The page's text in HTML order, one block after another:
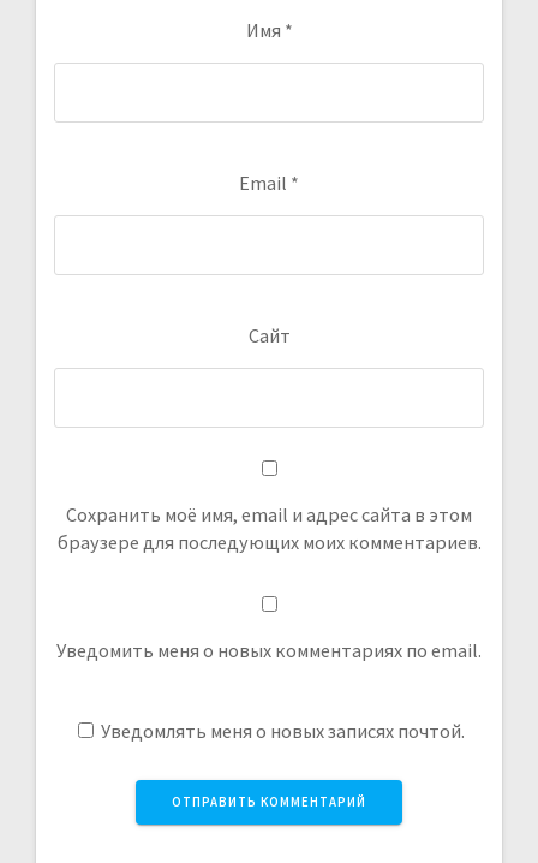
Имя *
Email *
Сайт
Сохранить моё имя, email и адрес сайта в этом
браузере для последующих моих комментариев.
Уведомить меня о новых комментариях по email.
Уведомлять меня о новых записях почтой.